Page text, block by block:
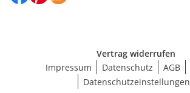
Vertrag widerrufen
Impressum
Datenschutz AGB
Datenschutzeinstellungen